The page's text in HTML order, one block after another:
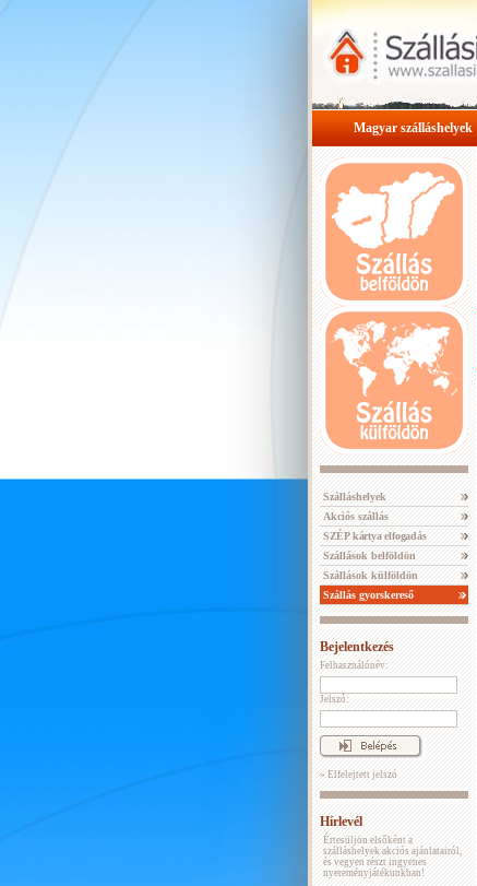
Magyar szálláshelyek
Szálláshelyek
Akciós szállás
SZÉP kártya elfogadás
Szállások belföldön
Szállások külföldön
Szállás gyorskereső
Bejelentkezés
Felhasználónév:
Jelszó:
» Elfelejtett jelszó
Hírlevél
Értesüljön elsőként a
szálláshelyek akciós ajánlatairól,
és vegyen részt ingyenes
nyereményjátékunkban!